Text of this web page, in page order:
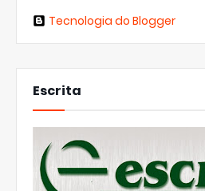
Tecnologia do Blogger
Escrita